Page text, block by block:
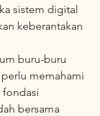
sistem digital
keberantakan
buru-buru
memahami
bersama